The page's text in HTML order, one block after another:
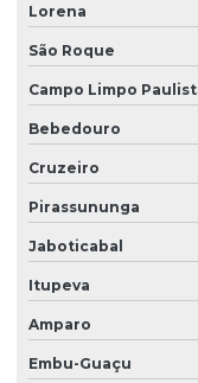
Limpeza e
Limpeza empresarial
Limpeza empresarial
Limpeza escritorio
Limpeza de fachada
Limpeza de fachada
Limpeza de fachada de
Lorena
São Roque
Campo Limpo
Bebedouro
Cruzeiro
Pirassununga
Jaboticabal
Itupeva
Amparo
Embu-Guaçu